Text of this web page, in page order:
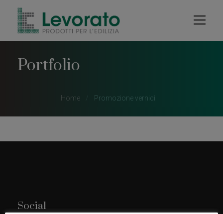
Portfolio
Home Promozione vernici
Social